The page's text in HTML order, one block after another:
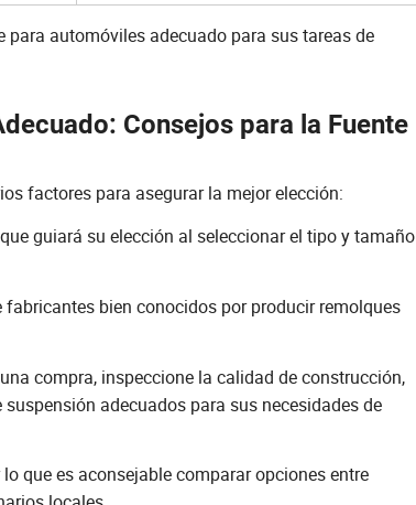
automóviles adecuado para sus tareas de
Consejos para la Fuente
factores para asegurar la mejor elección:
guiará su elección al seleccionar el tipo y tamaño
fabricantes bien conocidos por producir remolques
compra, inspeccione la calidad de construcción,
adecuados para sus necesidades de
que es aconsejable comparar opciones entre